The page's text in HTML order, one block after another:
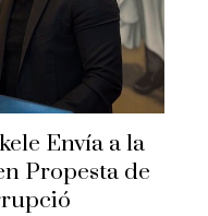
Envía a la
Propesta de